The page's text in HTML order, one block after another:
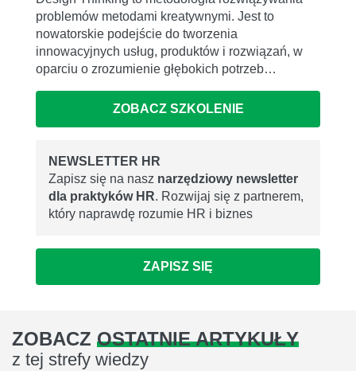
problemów metodami kreatywnymi. Jest to
nowatorskie podejście do tworzenia
innowacyjnych usług, produktów i rozwiązań, w
oparciu o zrozumienie głębokich potrzeb…
ZOBACZ SZKOLENIE
NEWSLETTER HR
Zapisz się na nasz narzędziowy newsletter
dla praktyków HR. Rozwijaj się z partnerem,
który naprawdę rozumie HR i biznes
ZAPISZ SIĘ
ZOBACZ OSTATNIE ARTYKUŁY
z tej strefy wiedzy